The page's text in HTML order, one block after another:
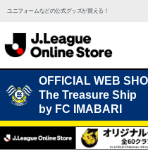
ユニフォームなどの公式グッズが買える！
OFFICIAL WEB
The Treasure Ship
by FC IMABARI